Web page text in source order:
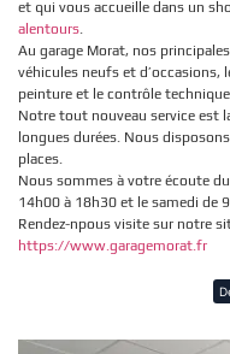
et qui vous accueille dans un
alentours.
Au garage Morat, nos
véhicules neufs et d’occasions,
peinture et le contrôle
Notre tout nouveau service est
longues durées. Nous
places.
Nous sommes à votre écoute
14h00 à 18h30 et le samedi de
Rendez-npous visite sur notre
https://www.garagemorat.fr